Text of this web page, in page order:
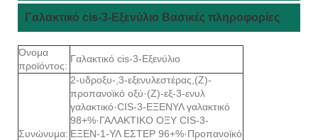
Γαλακτικό cis-3-Εξενύλιο Βασικές πληροφορίες
Όνομα
προϊόντος:
Γαλακτικό cis-3-Εξενύλιο
Συνώνυμα:
2-υδροξυ-,3-εξενυλεστέρας,(Ζ)-
προπανοϊκό οξύ·(Ζ)-εξ-3-ενυλ
γαλακτικό·CIS-3-ΕΞΕΝΥΛ γαλακτικό
98+%·ΓΑΛΑΚΤΙΚΟ ΟΞΥ CIS-3-
ΕΞΕΝ-1-ΥΛ ΕΣΤΕΡ 96+%·Προπανοϊκό